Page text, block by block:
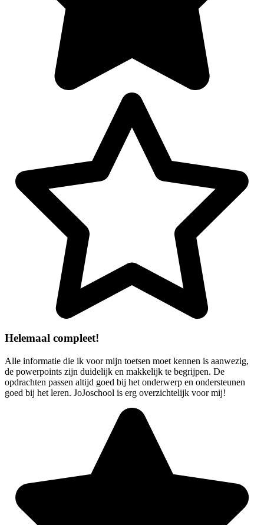
Helemaal compleet!
Alle informatie die ik voor mijn toetsen moet kennen is aanwezig,
de powerpoints zijn duidelijk en makkelijk te begrijpen. De
opdrachten passen altijd goed bij het onderwerp en ondersteunen
goed bij het leren. JoJoschool is erg overzichtelijk voor mij!